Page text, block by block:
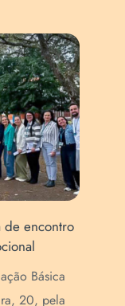
de encontro
Básica
20, pela